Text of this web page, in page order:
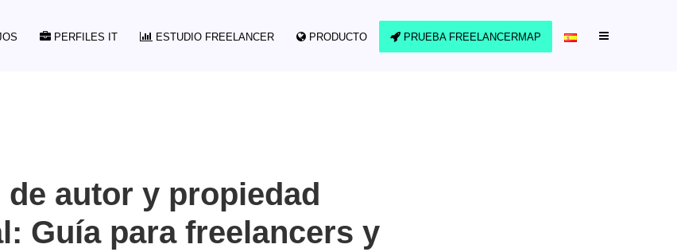
PERFILES IT ESTUDIO FREELANCER PRODUCTO PRUEBA FREELANCERMAP
de autor y propiedad
Guía para freelancers y